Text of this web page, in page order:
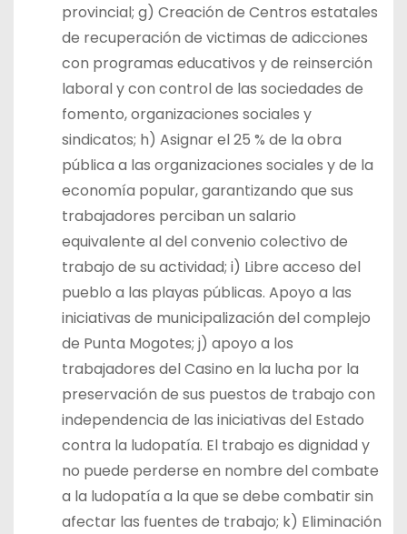
provincial; g) Creación de Centros estatales
de recuperación de victimas de adicciones
con programas educativos y de reinserción
laboral y con control de las sociedades de
fomento, organizaciones sociales y
sindicatos; h) Asignar el 25 % de la obra
pública a las organizaciones sociales y de la
economía popular, garantizando que sus
trabajadores perciban un salario
equivalente al del convenio colectivo de
trabajo de su actividad; i) Libre acceso del
pueblo a las playas públicas. Apoyo a las
iniciativas de municipalización del complejo
de Punta Mogotes; j) apoyo a los
trabajadores del Casino en la lucha por la
preservación de sus puestos de trabajo con
independencia de las iniciativas del Estado
contra la ludopatía. El trabajo es dignidad y
no puede perderse en nombre del combate
a la ludopatía a la que se debe combatir sin
afectar las fuentes de trabajo; k) Eliminación